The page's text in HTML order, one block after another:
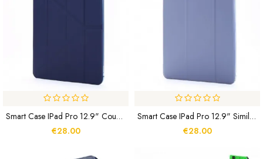
Smart Case IPad Pro 12.9" Couverture Déformable
€28.00
Smart Case IPad Pro 12.9" Simili Cuir Porte-Crayon
€28.00